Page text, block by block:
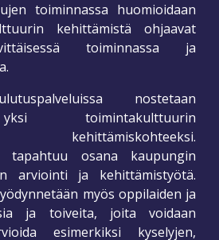
toiminnassa huomioidaan
kehittämistä ohjaavat
toiminnassa ja
nostetaan
toimintakulttuurin
kehittämiskohteeksi.
tapahtuu osana kaupungin
arviointi ja kehittämistyötä.
myös oppilaiden ja
ja toiveita, joita voidaan
esimerkiksi kyselyjen,